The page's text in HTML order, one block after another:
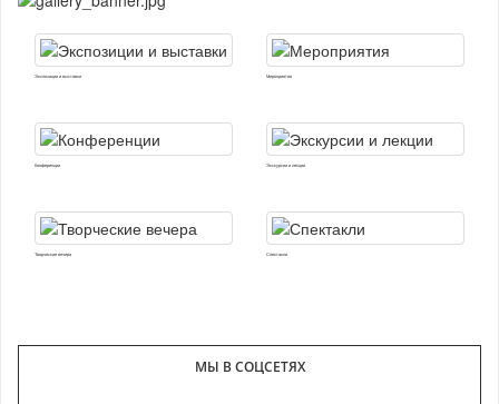
Экспозиции и выставки Мероприятия
Конференции Экскурсии и лекции
Творческие вечера Спектакли
МЫ В СОЦСЕТЯХ